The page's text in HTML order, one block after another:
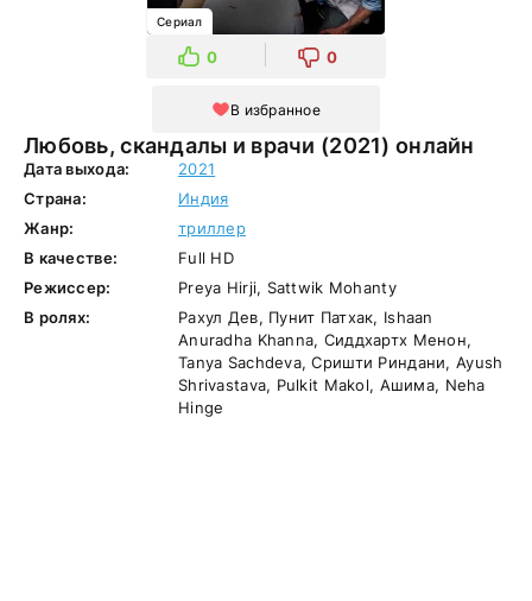
Любовь, скандалы и врачи (2021) онлайн
Сериал
0 0
В избранное
Дата выхода:
2021
Страна:
Индия
Жанр:
триллер
В качестве:
Full HD
Режиссер:
Preya Hirji, Sattwik Mohanty
В ролях:
Рахул Дев, Пунит Патхак, Ishaan
Anuradha Khanna, Сиддхартх Менон,
Tanya Sachdeva, Сришти Риндани, Ayush
Shrivastava, Pulkit Makol, Ашима, Neha
Hinge